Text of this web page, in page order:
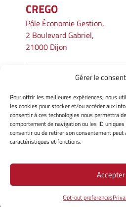
Gérer le
Pour offrir les meilleures expériences, nous
les cookies pour stocker et/ou accéder aux
consentir à ces technologies nous permettra
comportement de navigation ou les ID
consentir ou de retirer son consentement
caractéristiques et fonctions.
Accepter
Opt-out preferences
CREGO
Pôle Économie Gestion,
2 Boulevard Gabriel,
21000 Dijon
INFORMATIONS
Mentions légales
Gérer mes cookies
Avertissement
Politique de cookies
Site Officiel -
Copyright Université de